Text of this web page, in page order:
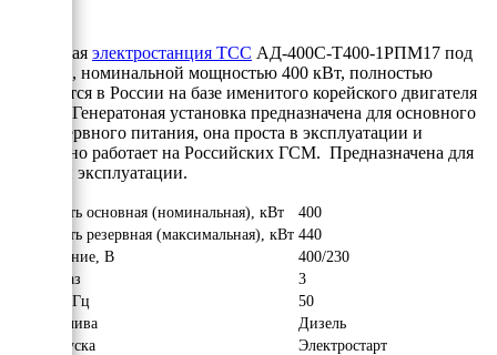
Дизельная электростанция ТСС АД-400С-Т400-1РПМ17 под
капотом, номинальной мощностью 400 кВт, полностью
собирается в России на базе именитого корейского двигателя
. Генератоная установка предназначена для основного
или резервного питания, она проста в эксплуатации и
прекрасно работает на Российских ГСМ. Предназначена для
уличной эксплуатации.
Мощность основная (номинальная), кВт
400
Мощность резервная (максимальная), кВт 440
Напряжение, В
400/230
Число фаз
3
Частота, Гц
50
Вид топлива
Дизель
Тип запуска
Электростарт